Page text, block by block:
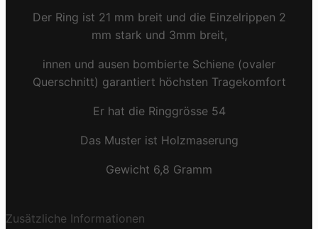
Der Ring ist 21 mm breit und die Einzelrippen 2
mm stark und 3mm breit,
innen und ausen bombierte Schiene (ovaler
Querschnitt) garantiert höchsten Tragekomfort
Er hat die Ringgrösse 54
Das Muster ist Holzmaserung
Gewicht 6,8 Gramm
Zusätzliche Informationen